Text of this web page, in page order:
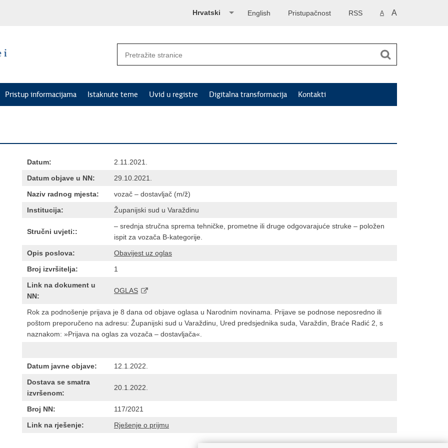
A A
RSS
Pristupačnost
English
Hrvatski
Pristup informacijama Istaknute teme Uvid u registre Digitalna transformacija Kontakti
Datum:
2.11.2021.
Datum objave u NN:
29.10.2021.
Naziv radnog mjesta:
vozač – dostavljač (m/ž)
Institucija:
Županijski sud u Varaždinu
Stručni uvjeti::
– srednja stručna sprema tehničke, prometne ili druge odgovarajuće struke – položen
ispit za vozača B-kategorije.
Opis poslova:
Obavijest uz oglas
Broj izvršitelja:
1
Link na dokument u
NN:
OGLAS
Rok za podnošenje prijava je 8 dana od objave oglasa u Narodnim novinama. Prijave se podnose neposredno ili
poštom preporučeno na adresu: Županijski sud u Varaždinu, Ured predsjednika suda, Varaždin, Braće Radić 2, s
naznakom: »Prijava na oglas za vozača – dostavljača«.
Datum javne objave:
12.1.2022.
Dostava se smatra
izvršenom:
20.1.2022.
Broj NN:
117/2021
Link na rješenje:
Rješenje o prijmu